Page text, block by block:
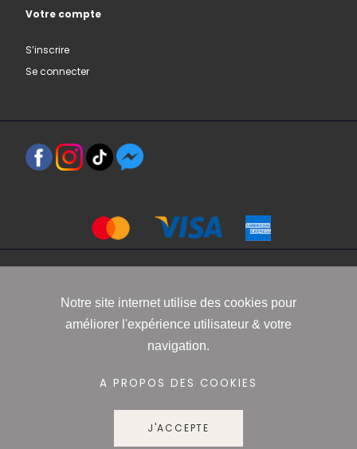
Votre compte
S’inscrire
Se connecter
Conditions générales de vente
confidentialité
Notre site internet utilise des cookies pour
améliorer l'expérience utilisateur & votre
navigation.
A PROPOS DES COOKIES
J'ACCEPTE